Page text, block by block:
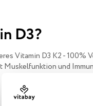
D3?
Vitamin D3 K2 -
und